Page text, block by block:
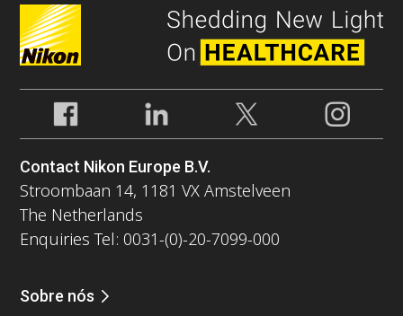
Contact Nikon Europe B.V.
Stroombaan 14, 1181 VX Amstelveen
The Netherlands
Enquiries Tel: 0031-(0)-20-7099-000
Sobre nós